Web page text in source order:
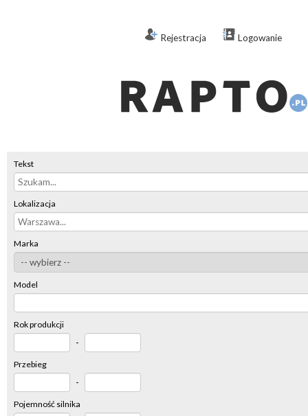
Rejestracja Logowanie
Tekst
Lokalizacja
Marka
Model
Rok produkcji
-
Przebieg
-
Pojemność silnika